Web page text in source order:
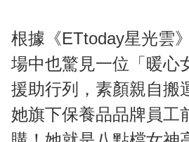
根據《ETtoday星光雲
場中也驚見一位「暖心
援助行列，素顏親自搬
她旗下保養品品牌員工